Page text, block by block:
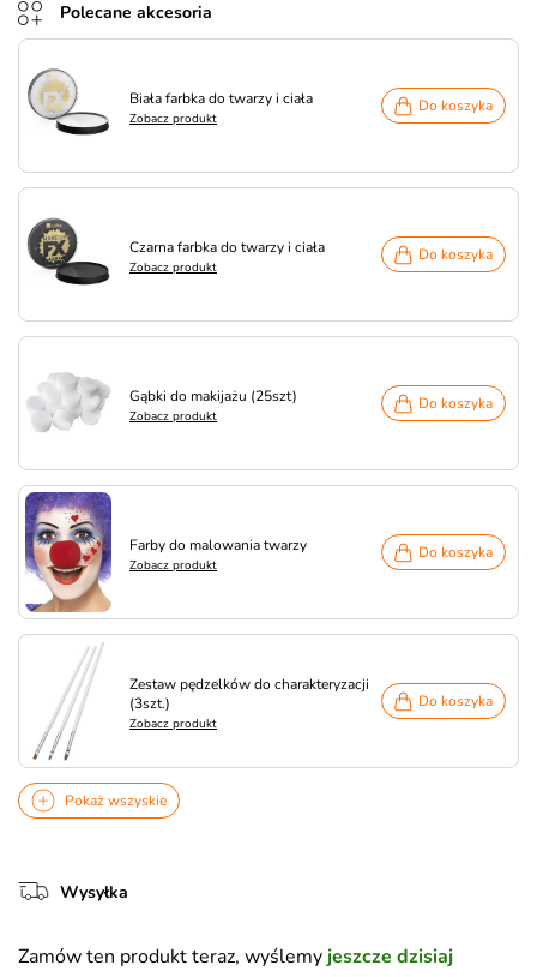
Polecane akcesoria
Biała farbka do twarzy i ciała
Zobacz produkt
Do koszyka
Czarna farbka do twarzy i ciała
Zobacz produkt
Do koszyka
Gąbki do makijażu (25szt)
Zobacz produkt
Do koszyka
Farby do malowania twarzy
Zobacz produkt
Do koszyka
Zestaw pędzelków do charakteryzacji
(3szt.)
Zobacz produkt
Do koszyka
Pokaż wszyskie
Wysyłka
Zamów ten produkt teraz, wyślemy jeszcze dzisiaj